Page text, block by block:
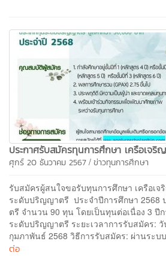
ประกาศรับสมัครทุนการศึกษา เครือเจ
ศุกร์ 20 ธันวาคม 2567 / ข่าวทุนการศึกษา
รับสมัครผู้สนใจขอรับทุนการศึกษา เครือเ
ระดับปริญญาตรี ประจำปีการศึกษา 2568
ตรี จำนวน 90 ทุน โดยเป็นทุนต่อเนื่อง 3 ปี
ระดับปริญญาตรี ระยะเวลาการรับสมัคร:
กุมภาพันธ์ 2568 วิธีการรับสมัคร: ผ่านระบ
ต่อ